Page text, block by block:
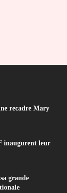
recadre Mary
inaugurent leur
grande